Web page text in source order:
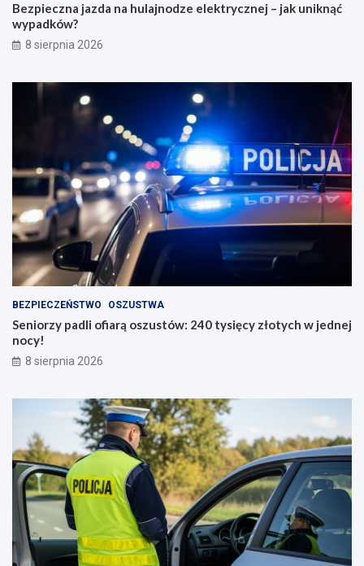
Bezpieczna jazda na hulajnodze elektrycznej – jak uniknąć
wypadków?
8 sierpnia 2026
BEZPIECZEŃSTWO OSZUSTWA
Seniorzy padli ofiarą oszustów: 240 tysięcy złotych w jednej
nocy!
8 sierpnia 2026